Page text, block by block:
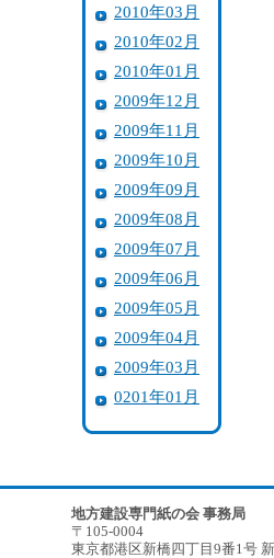
2010年03月
2010年02月
2010年01月
2009年12月
2009年11月
2009年10月
2009年09月
2009年08月
2009年07月
2009年06月
2009年05月
2009年04月
2009年03月
0201年01月
地方建設専門紙の会 事務局
〒105-0004
東京都港区新橋四丁目9番1号